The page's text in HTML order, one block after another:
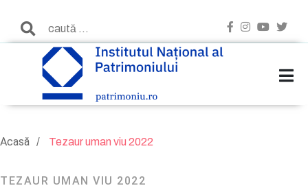
Acasă Tezaur uman viu 2022
TEZAUR UMAN VIU 2022